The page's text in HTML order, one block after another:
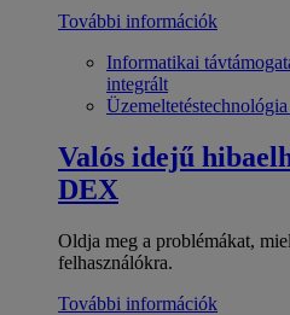
További információk
Informatikai
integrált
Üzemeltetéstechnológia
Valós idejű
DEX
Oldja meg a problémákat,
felhasználókra.
További információk